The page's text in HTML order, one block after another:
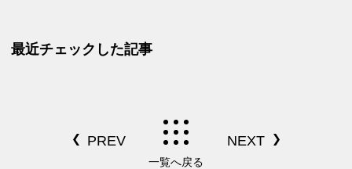
最近チェックした記事
一覧へ戻る